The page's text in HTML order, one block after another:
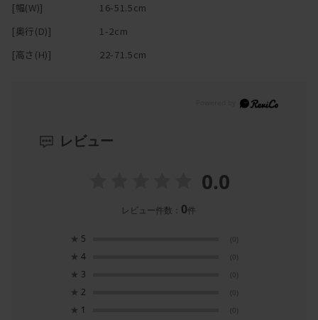
構図の面白いポスターは並べるとお互いに引き立ちよりデザインを
季節ごとに色やデザインを変えたりするのもお洒落ですね。
ヴィゼヴァゼのポスターは、すべてのデザインを
創業者でもある女性デザイナー（Dorthe Mathiesen）が手がけて
組み合わせる際は、ポスターの中の色の要素をみて、
同系色と反対色を意識してみると合わせやすくなります。
[幅(W)]
16-51.5cm
[奥行(D)]
1-2cm
[高さ(H)]
22-71.5cm
レビュー
0.0
レビュー件数： 0件
★ 5 (0)
★ 4 (0)
★ 3 (0)
★ 2 (0)
★ 1 (0)